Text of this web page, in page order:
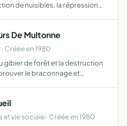
de nuisibles, la répression
De Multonne
Créée en 1980
gibier de forêt et la destruction
le braconnage et
et vie sociale · Créée en 1980